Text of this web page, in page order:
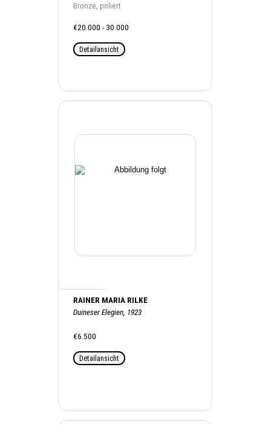
Bronze, poliert
€20.000 - 30.000
Detailansicht
RAINER MARIA RILKE
Duineser Elegien, 1923
€6.500
Detailansicht